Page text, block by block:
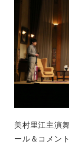
美村里江主演
ール＆コメン